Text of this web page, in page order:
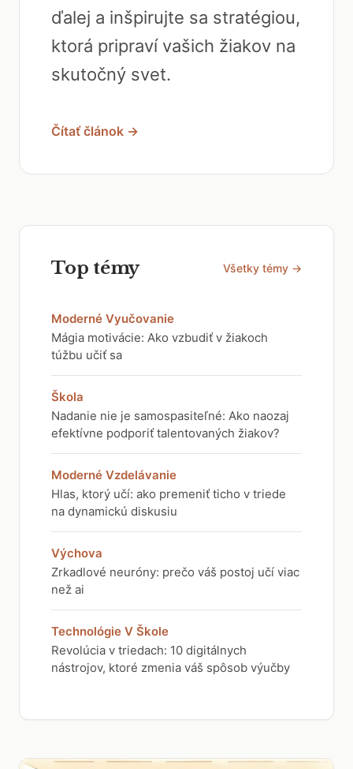
ďalej a inšpirujte sa stratégiou,
ktorá pripraví vašich žiakov na
skutočný svet.
Čítať článok →
Top témy Všetky témy →
Moderné Vyučovanie
Mágia motivácie: Ako vzbudiť v žiakoch
túžbu učiť sa
Škola
Nadanie nie je samospasiteľné: Ako naozaj
efektívne podporiť talentovaných žiakov?
Moderné Vzdelávanie
Hlas, ktorý učí: ako premeniť ticho v triede
na dynamickú diskusiu
Výchova
Zrkadlové neuróny: prečo váš postoj učí viac
než ai
Technológie V Škole
Revolúcia v triedach: 10 digitálnych
nástrojov, ktoré zmenia váš spôsob výučby